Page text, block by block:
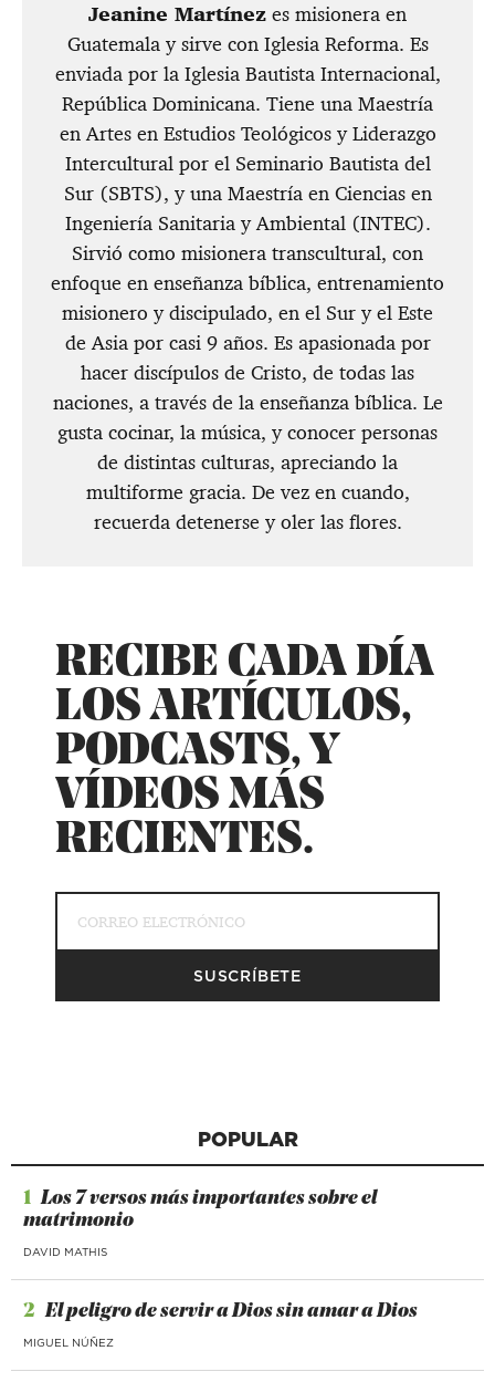
Jeanine Martínez es misionera en
Guatemala y sirve con Iglesia Reforma. Es
enviada por la Iglesia Bautista Internacional,
República Dominicana. Tiene una Maestría
en Artes en Estudios Teológicos y Liderazgo
Intercultural por el Seminario Bautista del
Sur (SBTS), y una Maestría en Ciencias en
Ingeniería Sanitaria y Ambiental (INTEC).
Sirvió como misionera transcultural, con
enfoque en enseñanza bíblica, entrenamiento
misionero y discipulado, en el Sur y el Este
de Asia por casi 9 años. Es apasionada por
hacer discípulos de Cristo, de todas las
naciones, a través de la enseñanza bíblica. Le
gusta cocinar, la música, y conocer personas
de distintas culturas, apreciando la
multiforme gracia. De vez en cuando,
recuerda detenerse y oler las flores.
RECIBE CADA DÍA
LOS ARTÍCULOS,
PODCASTS, Y
VÍDEOS MÁS
RECIENTES.
POPULAR
1 Los 7 versos más importantes sobre el
matrimonio
DAVID MATHIS
2 El peligro de servir a Dios sin amar a Dios
MIGUEL NÚÑEZ